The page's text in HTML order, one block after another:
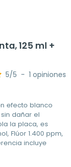
125 ml +
5/5 - 1 opiniones
efecto blanco
dañar el
la placa, es
Flúor 1.400 ppm,
incluye